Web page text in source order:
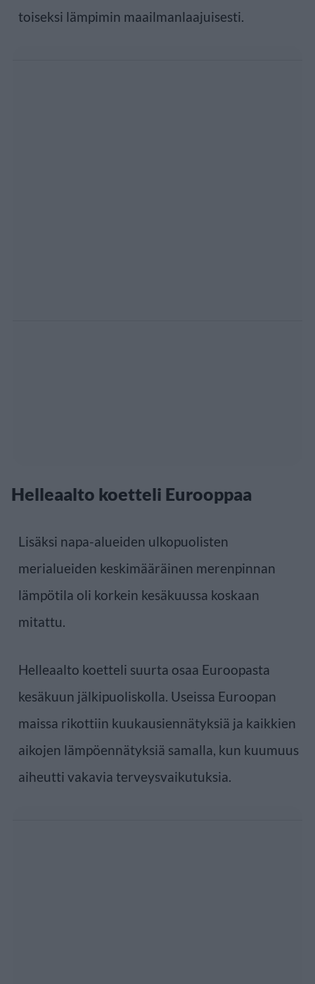
toiseksi lämpimin maailmanlaajuisesti.
Helleaalto koetteli Eurooppaa
Lisäksi napa-alueiden ulkopuolisten
merialueiden keskimääräinen merenpinnan
lämpötila oli korkein kesäkuussa koskaan
mitattu.
Helleaalto koetteli suurta osaa Euroopasta
kesäkuun jälkipuoliskolla. Useissa Euroopan
maissa rikottiin kuukausiennätyksiä ja kaikkien
aikojen lämpöennätyksiä samalla, kun kuumuus
aiheutti vakavia terveysvaikutuksia.